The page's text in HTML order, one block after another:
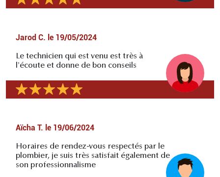
Jarod C. le 19/05/2024
Le technicien qui est venu est très à
l'écoute et donne de bon conseils
Aïcha T. le 19/06/2024
Horaires de rendez-vous respectés par le
plombier, je suis très satisfait également de
son professionnalisme